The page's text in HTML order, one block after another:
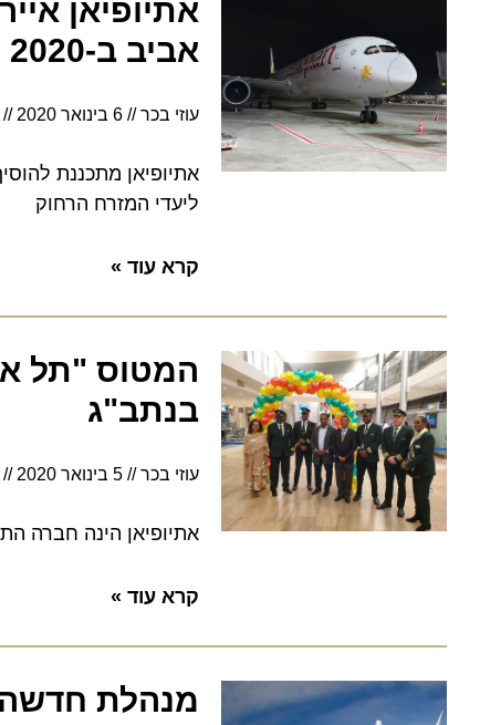
אביב ב-2020
עוזי בכר 6 בינואר 2020 19:29
אתיופיאן מתכננת
ליעדי המזרח הרחוק
קרא עוד »
המטוס "תל
בנתב"ג
עוזי בכר 5 בינואר 2020 20:13
אתיופיאן הינה חברה
קרא עוד »
מנהלת חדשה